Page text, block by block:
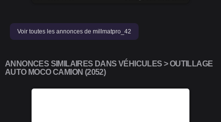
Voir toutes les annonces de millmatpro_42
ANNONCES SIMILAIRES DANS VÉHICULES > OUTILLAGE
AUTO MOCO CAMION (2052)